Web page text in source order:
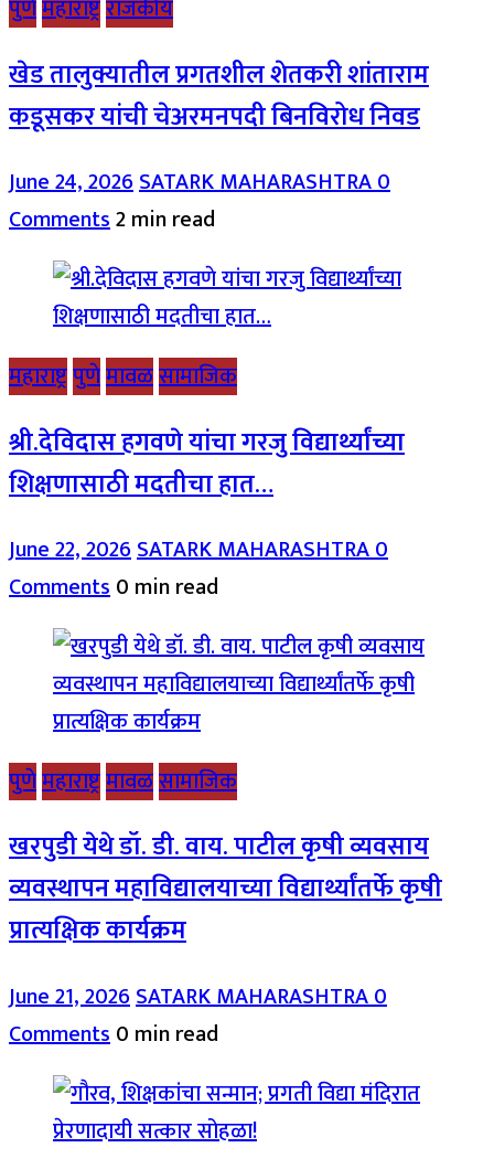
पुणेमहाराष्ट्रराजकीय
खेड तालुक्यातील प्रगतशील शेतकरी शांताराम
कडूसकर यांची चेअरमनपदी बिनविरोध निवड
June 24, 2026SATARK MAHARASHTRA0
Comments2 min read
महाराष्ट्रपुणेमावळसामाजिक
श्री.देविदास हगवणे यांचा गरजु विद्यार्थ्यांच्या
शिक्षणासाठी मदतीचा हात…
June 22, 2026SATARK MAHARASHTRA0
Comments0 min read
पुणेमहाराष्ट्रमावळसामाजिक
खरपुडी येथे डॉ. डी. वाय. पाटील कृषी व्यवसाय
व्यवस्थापन महाविद्यालयाच्या विद्यार्थ्यांतर्फे कृषी
प्रात्यक्षिक कार्यक्रम
June 21, 2026SATARK MAHARASHTRA0
Comments0 min read